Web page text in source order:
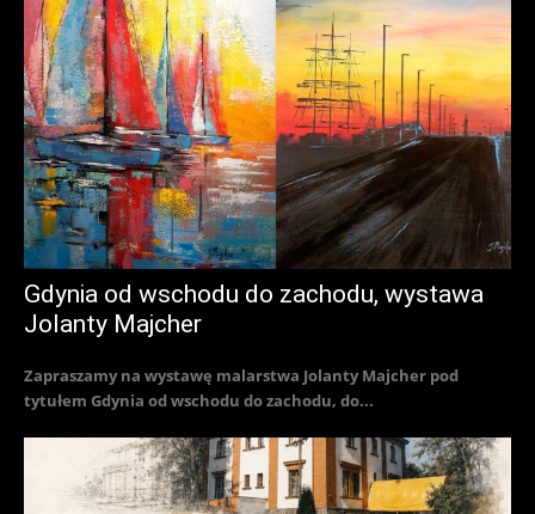
Gdynia od wschodu do zachodu, wystawa
Jolanty Majcher
Zapraszamy na wystawę malarstwa Jolanty Majcher pod
tytułem Gdynia od wschodu do zachodu, do...